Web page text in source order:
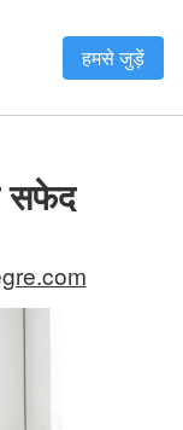
हमसे जुड़ें
सफेद